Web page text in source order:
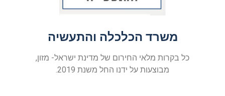
משרד הכלכלה והתעשיה
כל בקרות מלאי החירום של מדינת ישראל- מזון,
מבוצעות על ידנו החל משנת 2019.